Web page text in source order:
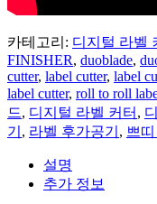
카테고리: 디지털 라벨
FINISHER, duoblade,
cutter, label cutter, label
label cutter, roll to roll
드, 디지털 라벨 커터 ,
기 , 라벨 후가공기 , 쁘
설명
추가 정보